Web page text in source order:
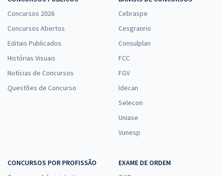
Economize R$ 55,96 (-20%)
Conhecimentos Específicos para o Cargo 402: Analista de Trânsito -
Administração
à vista
R$22,65
Concursos 2026
Concursos Abertos
Editais Publicados
Histórias Visuais
Notícias de Concursos
Questões de Concurso
Cebraspe
Cesgranrio
Consulplan
FCC
FGV
Idecan
Selecon
Uniase
Vunesp
CONCURSOS POR PROFISSÃO
EXAME DE ORDEM